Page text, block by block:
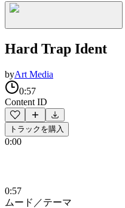
Hard Trap Ident
byArt Media
0:57
Content ID
トラックを購入
0:00
0:57
ムード／テーマ